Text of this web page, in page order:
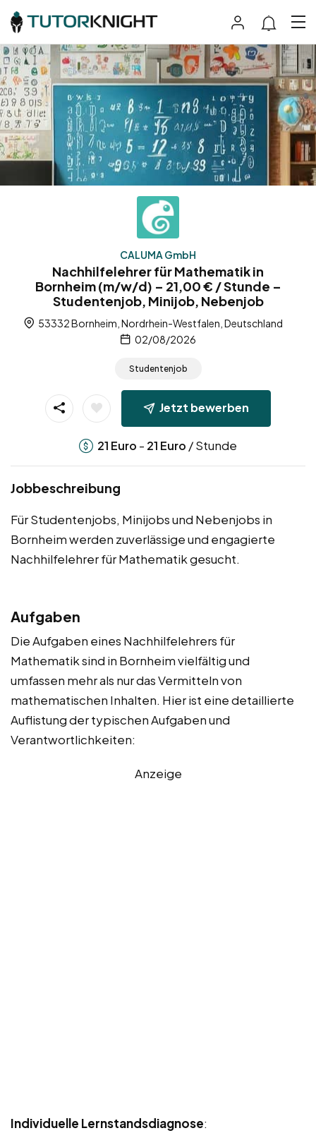
CALUMA GmbH
Nachhilfelehrer für Mathematik in
Bornheim (m/w/d) – 21,00 € / Stunde –
Studentenjob, Minijob, Nebenjob
53332 Bornheim, Nordrhein-Westfalen, Deutschland
02/08/2026
Studentenjob
Jetzt bewerben
21 Euro - 21 Euro / Stunde
Jobbeschreibung
Für Studentenjobs, Minijobs und Nebenjobs in
Bornheim werden zuverlässige und engagierte
Nachhilfelehrer für Mathematik gesucht.
Aufgaben
Die Aufgaben eines Nachhilfelehrers für
Mathematik sind in Bornheim vielfältig und
umfassen mehr als nur das Vermitteln von
mathematischen Inhalten. Hier ist eine detaillierte
Auflistung der typischen Aufgaben und
Verantwortlichkeiten:
Anzeige
Individuelle Lernstandsdiagnose: